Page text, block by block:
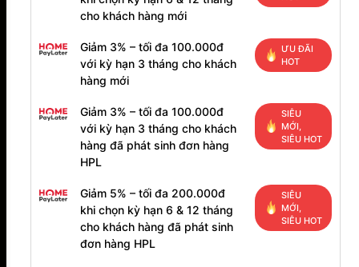
cho khách hàng mới
Giảm 3% – tối đa 100.000đ
với kỳ hạn 3 tháng cho khách
hàng mới
ƯU ĐÃI
HOT
Giảm 3% – tối đa 100.000đ
với kỳ hạn 3 tháng cho khách
hàng đã phát sinh đơn hàng
HPL
SIÊU
MỚI,
SIÊU HOT
Giảm 5% – tối đa 200.000đ
khi chọn kỳ hạn 6 & 12 tháng
cho khách hàng đã phát sinh
đơn hàng HPL
SIÊU
MỚI,
SIÊU HOT